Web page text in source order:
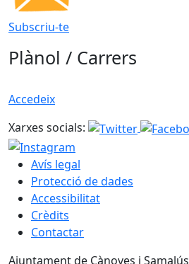
Subscriu-te
Plànol / Carrers
Accedeix
Xarxes socials:
Avís legal
Protecció de dades
Accessibilitat
Crèdits
Contactar
Ajuntament de Cànoves i Samalús